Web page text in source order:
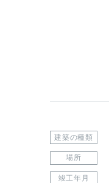
建築の種類
場所
竣工年月